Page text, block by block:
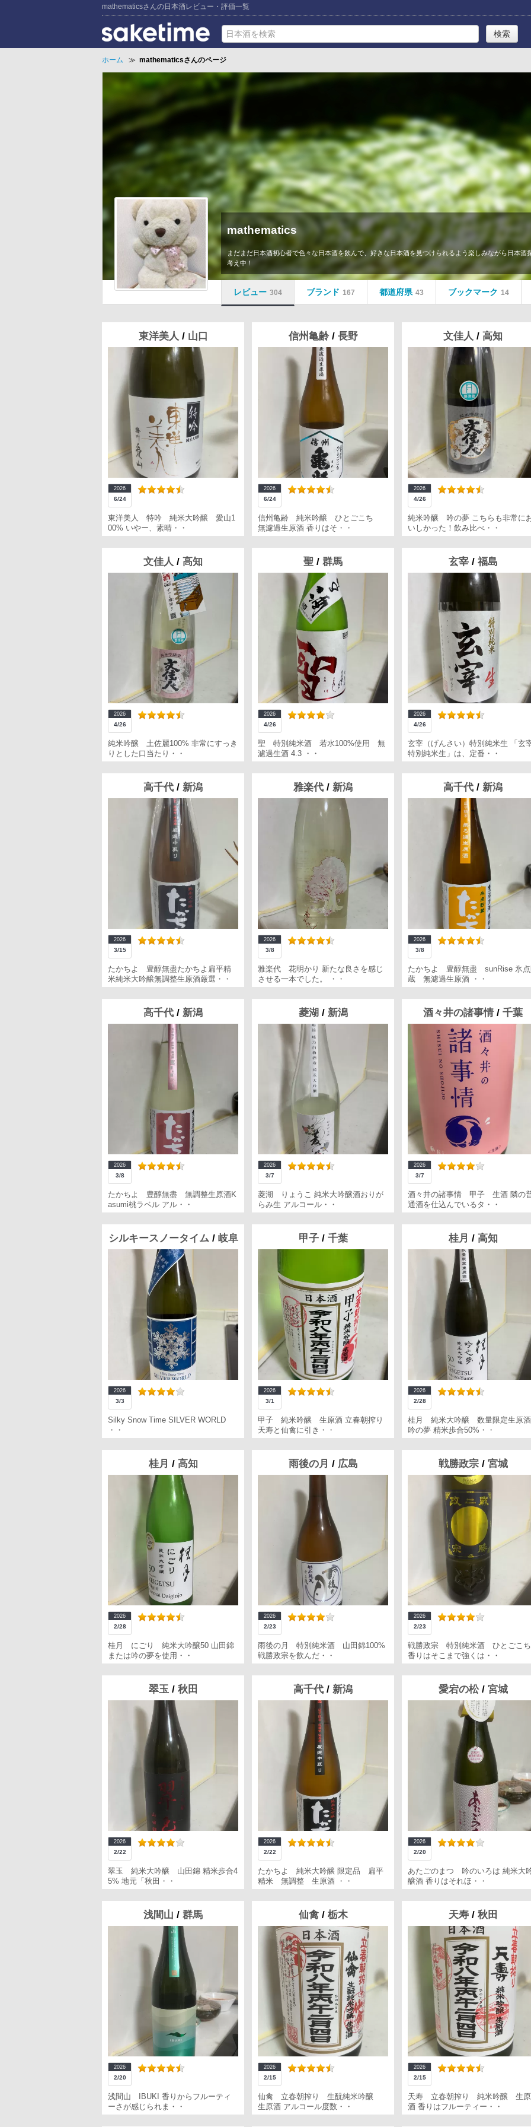
mathematicsさんの日本酒レビュー・評価一覧
ホーム ≫ mathematicsさんのページ
mathematics
まだまだ日本酒初心者で色々な日本酒を飲んで、好きな日本酒を見つけられるよう楽しみながら日本
考え中！
レビュー 304 ブランド 167 都道府県 43 ブックマーク 14
東洋美人 / 山口
2026
6/24
東洋美人 特吟 純米大吟醸 愛山1
00% いやー、素晴・・
信州亀齢 / 長野
2026
6/24
信州亀齢 純米吟醸 ひとごこち
無濾過生原酒 香りはそ・・
文佳人 / 高知
2026
4/26
純米吟醸 吟の夢 こちらも非常に
いしかった！飲み比べ・・
文佳人 / 高知
2026
4/26
純米吟醸 土佐麗100% 非常にすっき
りとした口当たり・・
聖 / 群馬
2026
4/26
聖 特別純米酒 若水100%使用 無
濾過生酒 4.3 ・・
玄宰 / 福島
2026
4/26
玄宰（げんさい）特別純米生 「玄
特別純米生」は、定番・・
高千代 / 新潟
2026
3/15
たかちよ 豊醇無盡たかちよ扁平精
米純米大吟醸無調整生原酒厳選・・
雅楽代 / 新潟
2026
3/8
雅楽代 花明かり 新たな良さを感じ
させる一本でした。 ・・
高千代 / 新潟
2026
3/8
たかちよ 豊醇無盡 sunRise 氷点
蔵 無濾過生原酒 ・・
高千代 / 新潟
2026
3/8
たかちよ 豊醇無盡 無調整生原酒K
asumi桃ラベル アル・・
菱湖 / 新潟
2026
3/7
菱湖 りょうこ 純米大吟醸酒おりが
らみ生 アルコール・・
酒々井の諸事情 / 千葉
2026
3/7
酒々井の諸事情 甲子 生酒 隣の
通酒を仕込んでいるタ・・
シルキースノータイム / 岐阜
2026
3/3
Silky Snow Time SILVER WORLD
・・
甲子 / 千葉
2026
3/1
甲子 純米吟醸 生原酒 立春朝搾り
天寿と仙禽に引き・・
桂月 / 高知
2026
2/28
桂月 純米大吟醸 数量限定生原酒
吟の夢 精米歩合50%・・
桂月 / 高知
2026
2/28
桂月 にごり 純米大吟醸50 山田錦
または吟の夢を使用・・
雨後の月 / 広島
2026
2/23
雨後の月 特別純米酒 山田錦100%
戦勝政宗を飲んだ・・
戦勝政宗 / 宮城
2026
2/23
戦勝政宗 特別純米酒 ひとごこち
香りはそこまで強くは・・
翠玉 / 秋田
2026
2/22
翠玉 純米大吟醸 山田錦 精米歩合4
5% 地元「秋田・・
高千代 / 新潟
2026
2/22
たかちよ 純米大吟醸 限定品 扁平
精米 無調整 生原酒 ・・
愛宕の松 / 宮城
2026
2/20
あたごのまつ 吟のいろは 純米大
醸酒 香りはそれほ・・
浅間山 / 群馬
2026
2/20
浅間山 IBUKI 香りからフルーティ
ーさが感じられま・・
仙禽 / 栃木
2026
2/15
仙禽 立春朝搾り 生酛純米吟醸
生原酒 アルコール度数・・
天寿 / 秋田
2026
2/15
天寿 立春朝搾り 純米吟醸 生原
酒 香りはフルーティー・・